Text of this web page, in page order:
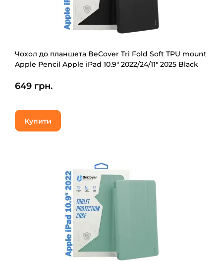
Чохол до планшета BeCover Tri Fold Soft TPU mount
Apple Pencil Apple iPad 10.9" 2022/24/11" 2025 Black
649 грн.
Купити